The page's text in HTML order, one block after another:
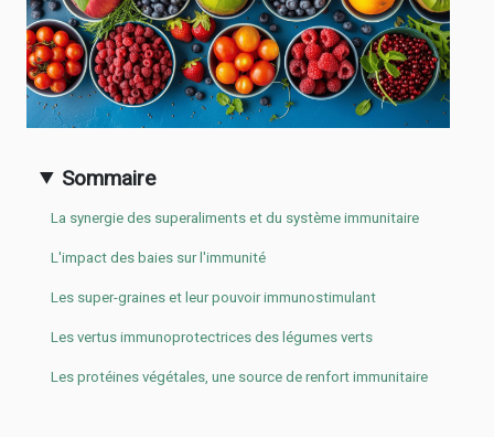
Sommaire
La synergie des superaliments et du système immunitaire
L'impact des baies sur l'immunité
Les super-graines et leur pouvoir immunostimulant
Les vertus immunoprotectrices des légumes verts
Les protéines végétales, une source de renfort immunitaire